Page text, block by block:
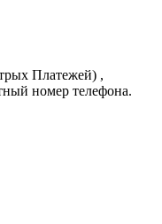
Платежей) ,
номер телефона.